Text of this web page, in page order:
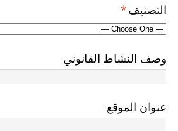
التصنيف*
وصف النشاط القانوني
عنوان الموقع